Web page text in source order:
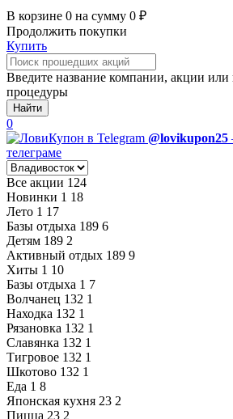
В корзине 0 на сумму 0 ₽
Продолжить покупки
Купить
Введите название компании, акции
процедуры
Найти
0
@lovikupon25
телеграме
Все акции 124
Новинки 1 18
Лето 1 17
Базы отдыха 189 6
Детям 189 2
Активный отдых 189 9
Хиты 1 10
Базы отдыха 1 7
Волчанец 132 1
Находка 132 1
Рязановка 132 1
Славянка 132 1
Тигровое 132 1
Шкотово 132 1
Еда 1 8
Японская кухня 23 2
Пицца 23 2